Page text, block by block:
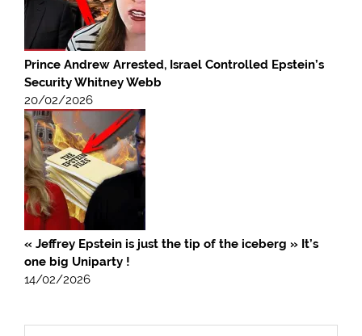
Prince Andrew Arrested, Israel Controlled Epstein’s
Security Whitney Webb
20/02/2026
« Jeffrey Epstein is just the tip of the iceberg » It’s
one big Uniparty !
14/02/2026